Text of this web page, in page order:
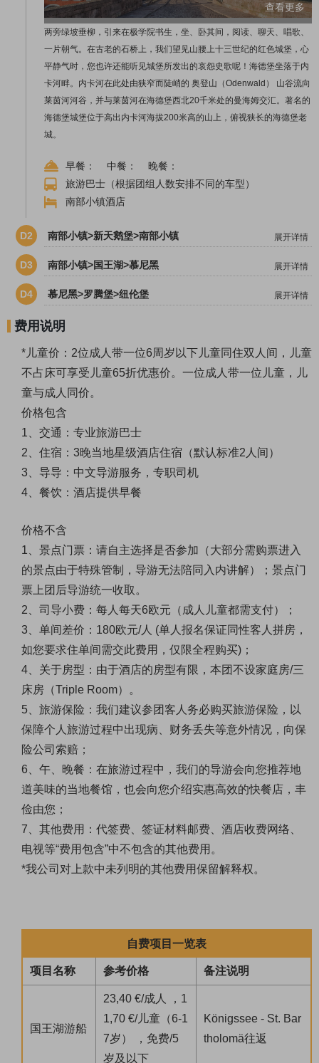
查看更多
两旁绿坡垂柳，引来在极学院书生，坐、卧其间，阅读、聊天、唱歌、
一片朝气。在古老的石桥上，我们望见山腰上十三世纪的红色城堡，心
平静气时，您也许还能听见城堡所发出的哀怨史歌呢！海德堡坐落于内
卡河畔。内卡河在此处由狭窄而陡峭的 奥登山（Odenwald） 山谷流向
莱茵河河谷，并与莱茵河在海德堡西北20千米处的曼海姆交汇。著名的
海德堡城堡位于高出内卡河海拔200米高的山上，俯视狭长的海德堡老
城。
早餐： 中餐： 晚餐：
旅游巴士（根据团组人数安排不同的车型）
南部小镇酒店
D2 南部小镇>新天鹅堡>南部小镇 展开详情
D3 南部小镇>国王湖>慕尼黑 展开详情
D4 慕尼黑>罗腾堡>纽伦堡 展开详情
费用说明
*儿童价： 2位成人带一位6周岁以下儿童同住双人间，儿童
不占床可享受儿童65折优惠价。一位成人带一位儿童，儿
童与成人同价。
价格包含
1、交通：专业旅游巴士
2、住宿：3晚当地星级酒店住宿（默认标准2人间）
3、导导：中文导游服务，专职司机
4、餐饮：酒店提供早餐
价格不含
1、景点门票：请自主选择是否参加（大部分需购票进入
的景点由于特殊管制，导游无法陪同入内讲解）；景点门
票上团后导游统一收取。
2、司导小费：每人每天6欧元（成人儿童都需支付）；
3、单间差价：180欧元/人 (单人报名保证同性客人拼房，
如您要求住单间需交此费用，仅限全程购买)；
4、关于房型：由于酒店的房型有限，本团不设家庭房/三
床房（Triple Room）。
5、旅游保险：我们建议参团客人务必购买旅游保险，以
保障个人旅游过程中出现病、财务丢失等意外情况，向保
险公司索赔；
6、午、晚餐：在旅游过程中，我们的导游会向您推荐地
道美味的当地餐馆，也会向您介绍实惠高效的快餐店，丰
俭由您；
7、其他费用：代签费、签证材料邮费、酒店收费网络、
电视等“费用包含”中不包含的其他费用。
*我公司对上款中未列明的其他费用保留解释权。
自费项目一览表
项目名称 参考价格 备注说明
国王湖游船
23,40 €/成人 ，1
1,70 €/儿童（6-1
7岁） ，免费/5
岁及以下
Königssee - St. Bar
tholomä往返